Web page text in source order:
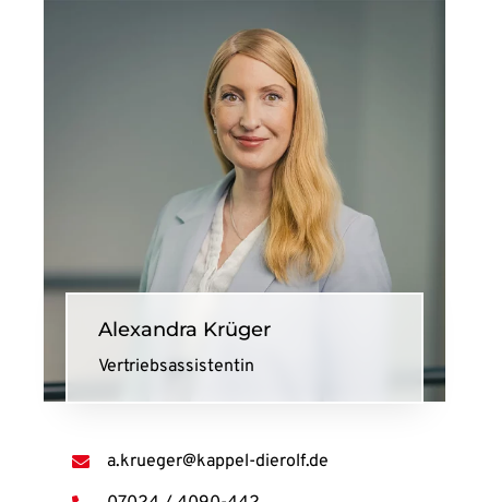
Alexandra Krüger
Vertriebsassistentin
a.krueger@kappel-dierolf.de